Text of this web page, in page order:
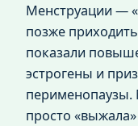
Менструации —
позже
показали
эстрогены и
перименопаузы.
просто